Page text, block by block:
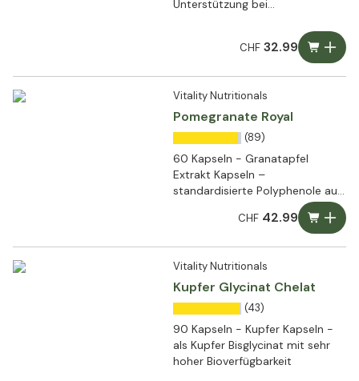
Unterstützung bei
CHF32.99
Vitality Nutritionals
Pomegranate Royal
(89)
60 Kapseln - Granatapfel
Extrakt Kapseln –
standardisierte Polyphenole aus
CHF42.99
Vitality Nutritionals
Kupfer Glycinat Chelat
(43)
90 Kapseln - Kupfer Kapseln -
als Kupfer Bisglycinat mit sehr
hoher Bioverfügbarkeit